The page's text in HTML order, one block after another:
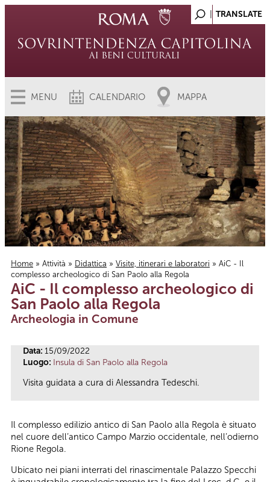
MENU CALENDARIO MAPPA
Tu sei qui
Home » Attività » Didattica » Visite, itinerari e laboratori » AiC - Il
complesso archeologico di San Paolo alla Regola
AiC - Il complesso archeologico di
San Paolo alla Regola
Archeologia in Comune
Data: 15/09/2022
Luogo: Insula di San Paolo alla Regola
Visita guidata a cura di Alessandra Tedeschi.
Il complesso edilizio antico di San Paolo alla Regola è situato
nel cuore dell’antico Campo Marzio occidentale, nell’odierno
Rione Regola.
Ubicato nei piani interrati del rinascimentale Palazzo Specchi